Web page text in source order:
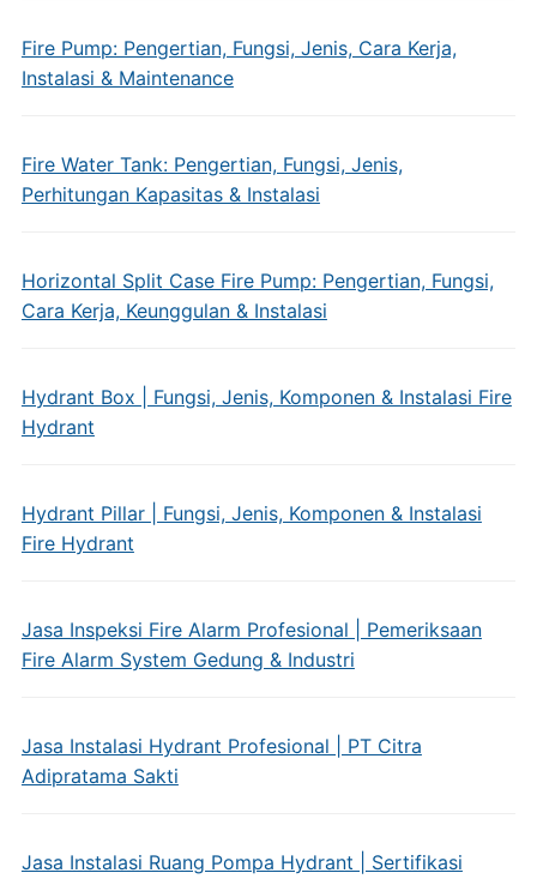
Fire Pump: Pengertian, Fungsi, Jenis, Cara Kerja,
Instalasi & Maintenance
Fire Water Tank: Pengertian, Fungsi, Jenis,
Perhitungan Kapasitas & Instalasi
Horizontal Split Case Fire Pump: Pengertian, Fungsi,
Cara Kerja, Keunggulan & Instalasi
Hydrant Box | Fungsi, Jenis, Komponen & Instalasi Fire
Hydrant
Hydrant Pillar | Fungsi, Jenis, Komponen & Instalasi
Fire Hydrant
Jasa Inspeksi Fire Alarm Profesional | Pemeriksaan
Fire Alarm System Gedung & Industri
Jasa Instalasi Hydrant Profesional | PT Citra
Adipratama Sakti
Jasa Instalasi Ruang Pompa Hydrant | Sertifikasi